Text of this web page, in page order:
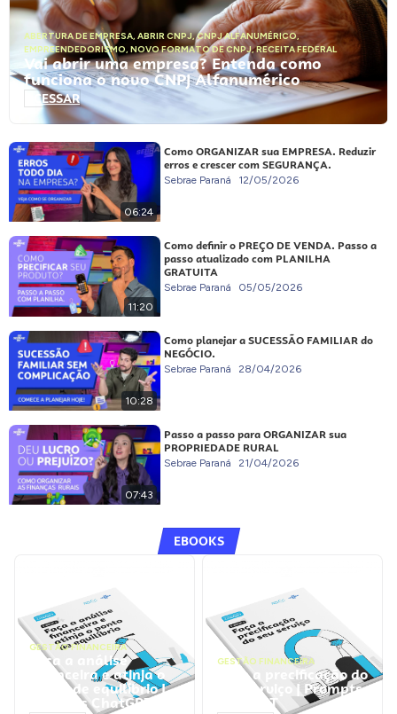
ABERTURA DE EMPRESA, ABRIR CNPJ,CNPJ ALFANUMÉRICO,
EMPREENDEDORISMO, NOVO FORMATO DE CNPJ,RECEITA FEDERAL
Vai abrir uma empresa? Entenda como
funciona o novo CNPJ Alfanumérico
ACESSAR
06:24
Como ORGANIZAR sua EMPRESA. Reduzir
erros e crescer com SEGURANÇA.
Sebrae Paraná 12/05/2026
11:20
Como definir o PREÇO DE VENDA. Passo a
passo atualizado com PLANILHA
GRATUITA
Sebrae Paraná 05/05/2026
10:28
Como planejar a SUCESSÃO FAMILIAR do
NEGÓCIO.
Sebrae Paraná 28/04/2026
07:43
Passo a passo para ORGANIZAR sua
PROPRIEDADE RURAL
Sebrae Paraná 21/04/2026
EBOOKS
GESTÃO FINANCEIRA
Faça a análise
financeira e atinja o
ponto de equilíbrio |
Prompts ChatGPT
GESTÃO FINANCEIRA
Faça a precificação do
seu serviço | Prompts
ChatGPT